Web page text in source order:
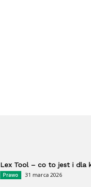
Lex Tool – co to jest i dla
Prawo 31 marca 2026